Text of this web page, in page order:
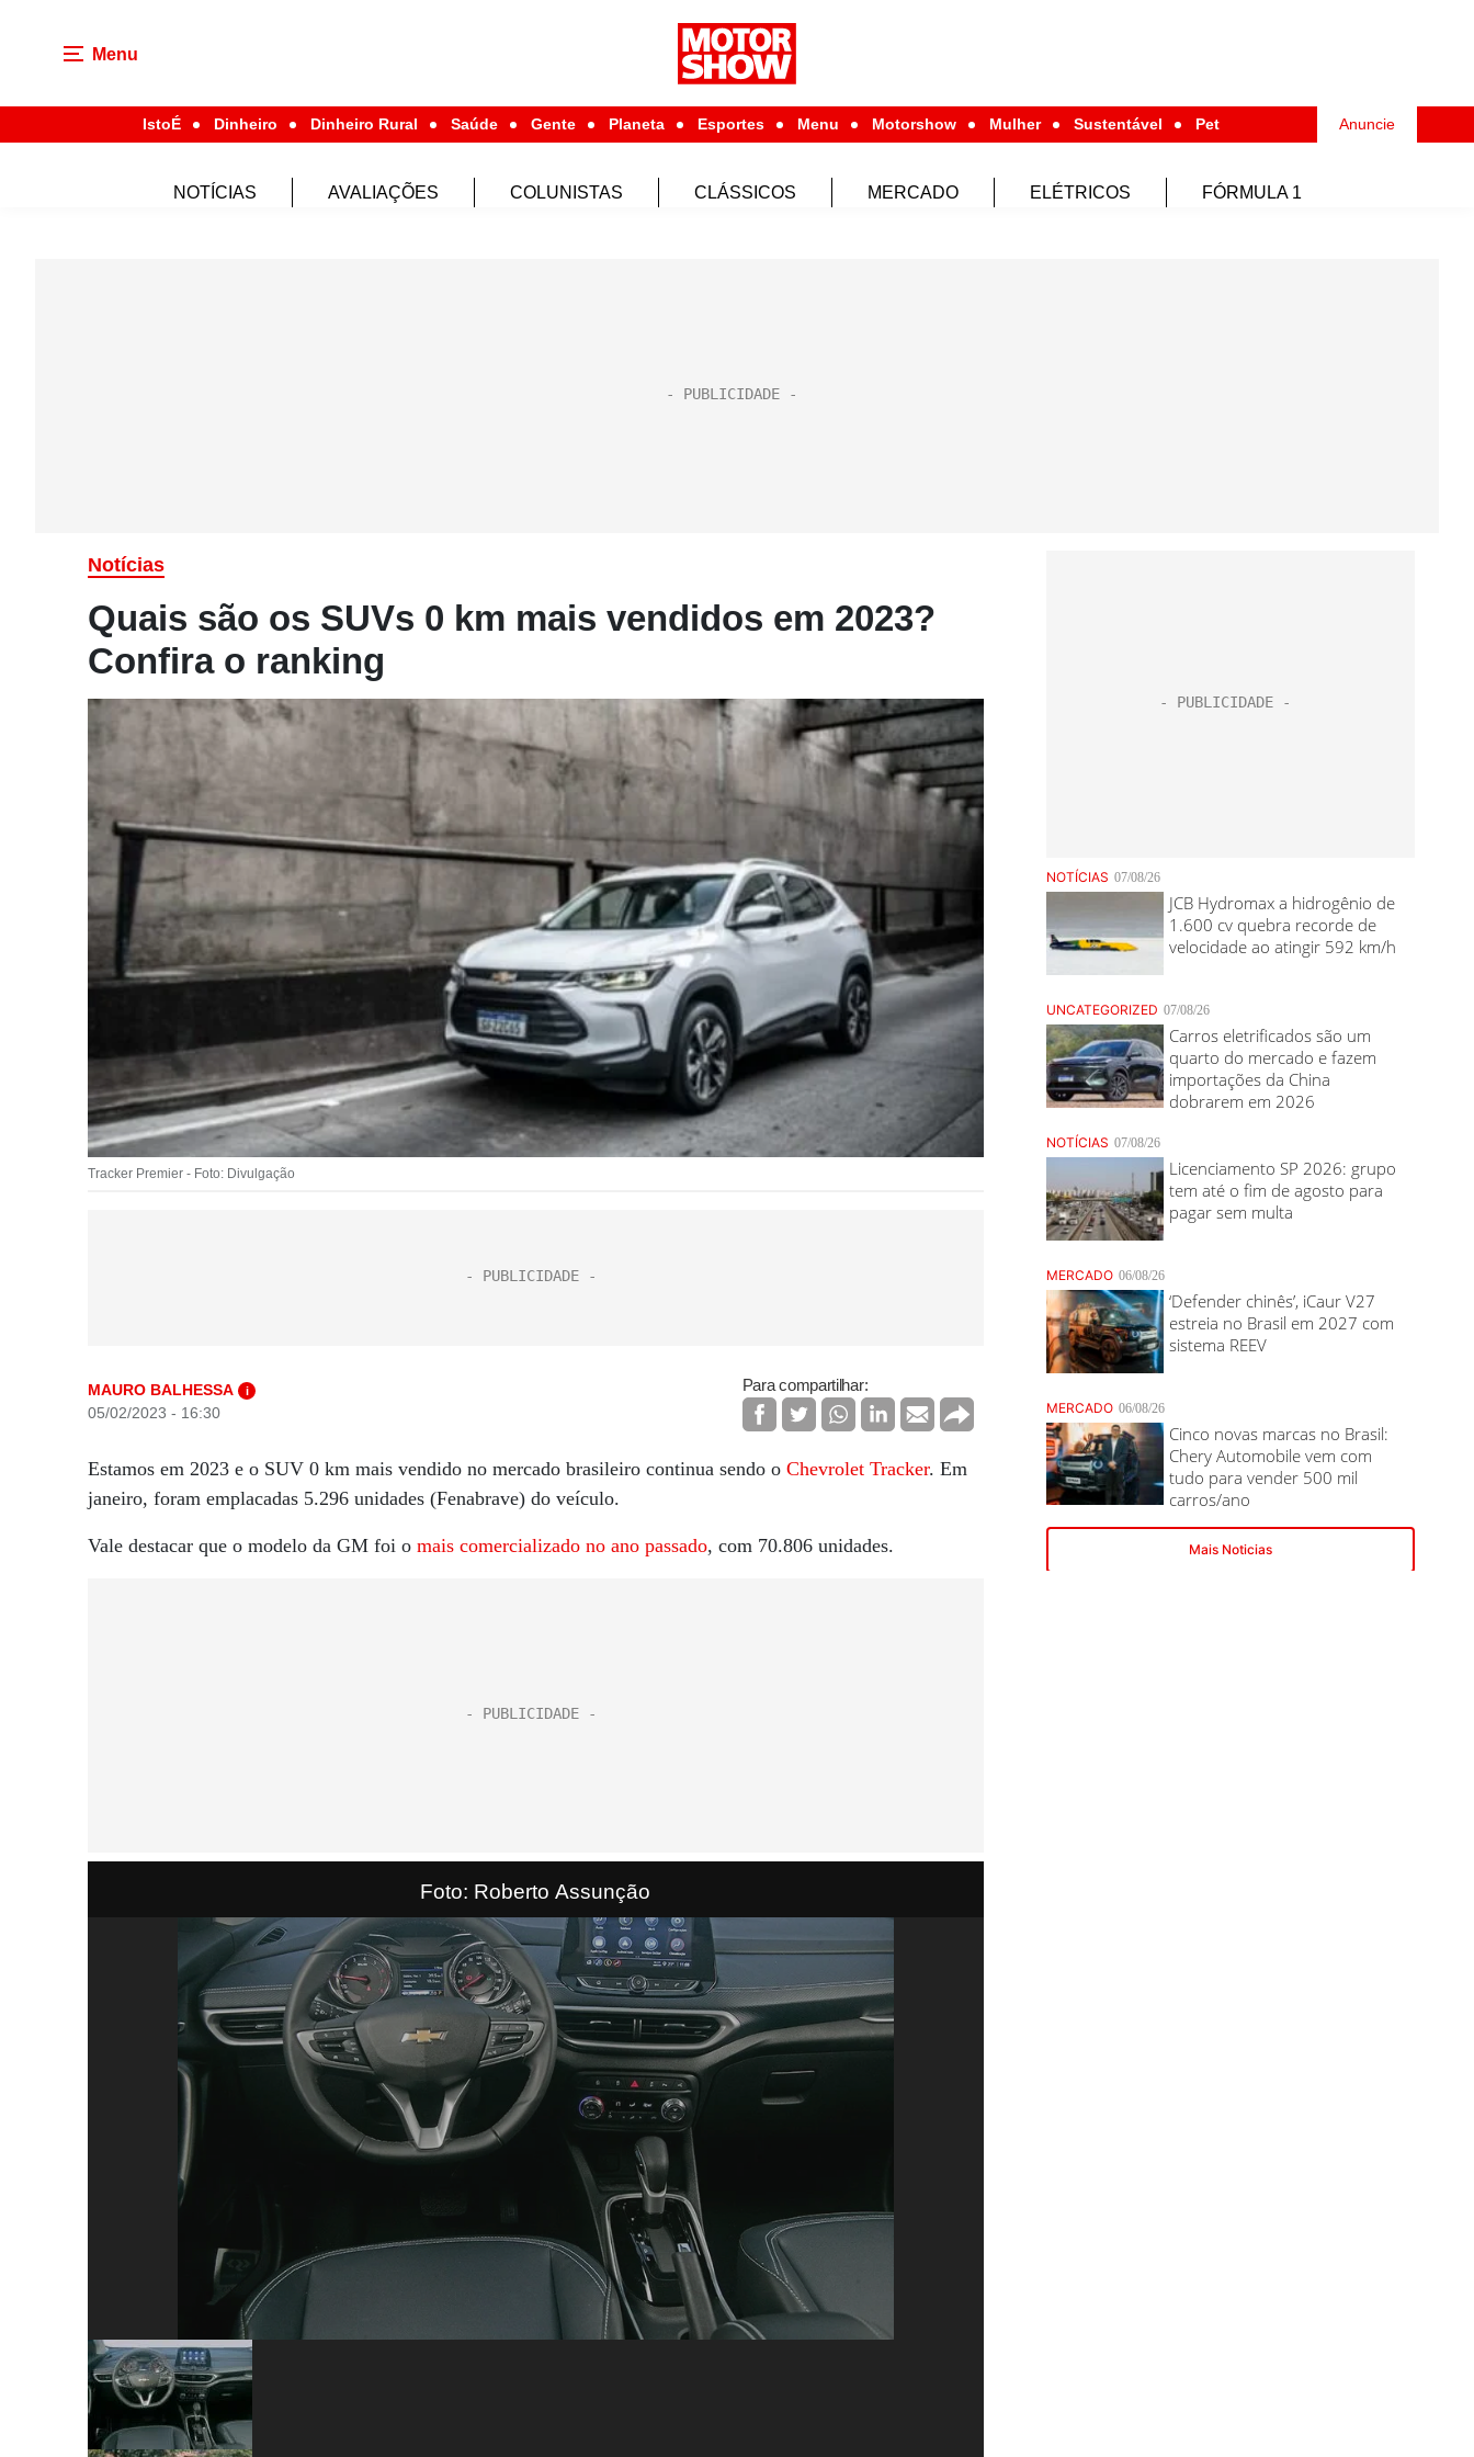
Menu
IstoÉ Dinheiro Dinheiro Rural Saúde Gente Planeta Esportes Menu Motorshow Mulher Sustentável Pet Anuncie
NOTÍCIAS AVALIAÇÕES COLUNISTAS CLÁSSICOS MERCADO ELÉTRICOS FÓRMULA 1
Notícias
Quais são os SUVs 0 km mais vendidos em 2023?
Confira o ranking
Tracker Premier - Foto: Divulgação
MAURO BALHESSA i
05/02/2023 - 16:30
Para compartilhar:
Estamos em 2023 e o SUV 0 km mais vendido no mercado brasileiro continua sendo o Chevrolet Tracker. Em
janeiro, foram emplacadas 5.296 unidades (Fenabrave) do veículo.
Vale destacar que o modelo da GM foi o mais comercializado no ano passado, com 70.806 unidades.
Foto: Roberto Assunção